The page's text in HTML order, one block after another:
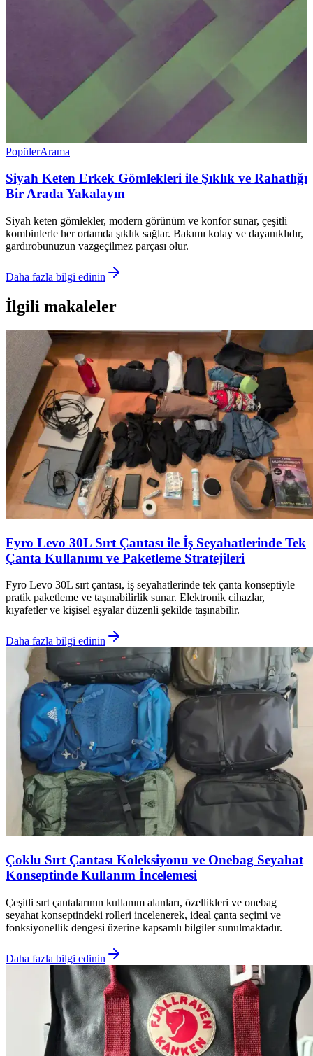
PopülerArama
Siyah Keten Erkek Gömlekleri ile Şıklık ve Rahatlığı
Bir Arada Yakalayın
Siyah keten gömlekler, modern görünüm ve konfor sunar, çeşitli
kombinlerle her ortamda şıklık sağlar. Bakımı kolay ve dayanıklıdır,
gardırobunuzun vazgeçilmez parçası olur.
Daha fazla bilgi edinin
İlgili makaleler
Fyro Levo 30L Sırt Çantası ile İş Seyahatlerinde Tek
Çanta Kullanımı ve Paketleme Stratejileri
Fyro Levo 30L sırt çantası, iş seyahatlerinde tek çanta konseptiyle
pratik paketleme ve taşınabilirlik sunar. Elektronik cihazlar,
kıyafetler ve kişisel eşyalar düzenli şekilde taşınabilir.
Daha fazla bilgi edinin
Çoklu Sırt Çantası Koleksiyonu ve Onebag Seyahat
Konseptinde Kullanım İncelemesi
Çeşitli sırt çantalarının kullanım alanları, özellikleri ve onebag
seyahat konseptindeki rolleri incelenerek, ideal çanta seçimi ve
fonksiyonellik dengesi üzerine kapsamlı bilgiler sunulmaktadır.
Daha fazla bilgi edinin